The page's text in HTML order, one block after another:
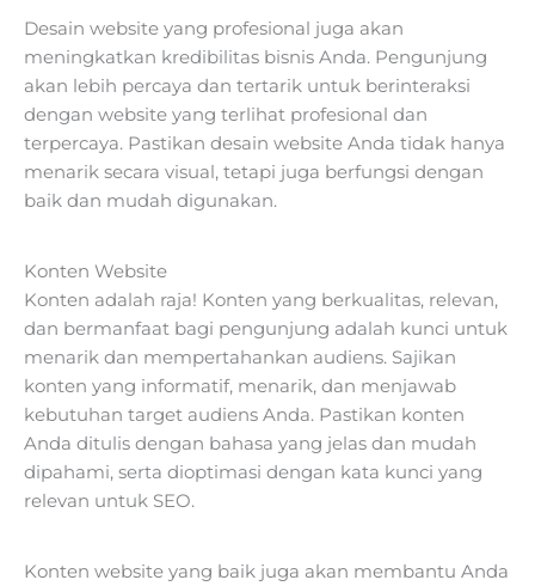
Desain website yang profesional juga akan
meningkatkan kredibilitas bisnis Anda. Pengunjung
akan lebih percaya dan tertarik untuk berinteraksi
dengan website yang terlihat profesional dan
terpercaya. Pastikan desain website Anda tidak hanya
menarik secara visual, tetapi juga berfungsi dengan
baik dan mudah digunakan.
Konten Website
Konten adalah raja! Konten yang berkualitas, relevan,
dan bermanfaat bagi pengunjung adalah kunci untuk
menarik dan mempertahankan audiens. Sajikan
konten yang informatif, menarik, dan menjawab
kebutuhan target audiens Anda. Pastikan konten
Anda ditulis dengan bahasa yang jelas dan mudah
dipahami, serta dioptimasi dengan kata kunci yang
relevan untuk SEO.
Konten website yang baik juga akan membantu Anda